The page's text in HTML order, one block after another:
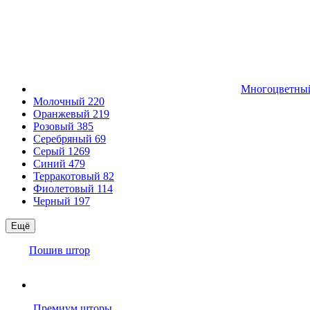
Молочный 220
Оранжевый 219
Розовый 385
Серебряный 69
Серый 1269
Синий 479
Терракотовый 82
Фиолетовый 114
Черный 197
Ещё
Пошив штор